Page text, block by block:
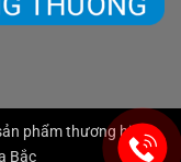
phẩm thương hiệu
Bắc